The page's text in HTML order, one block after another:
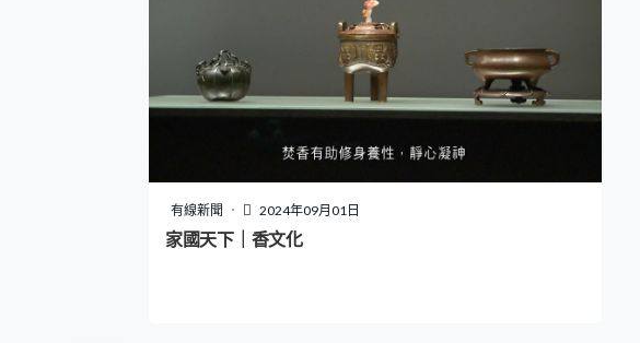
有線新聞 2024年09月01日
家國天下｜香文化